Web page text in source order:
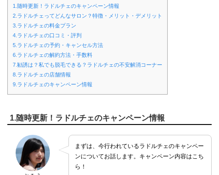
1.随時更新！ラドルチェのキャンペーン情報
2.ラドルチェってどんなサロン？特徴・メリット・デメリット
3.ラドルチェの料金プラン
4.ラドルチェの口コミ・評判
5.ラドルチェの予約・キャンセル方法
6.ラドルチェの解約方法・手数料
7.勧誘は？私でも脱毛できる？ラドルチェの不安解消コーナー
8.ラドルチェの店舗情報
9.ラドルチェのキャンペーン情報
1.随時更新！ラドルチェのキャンペーン情報
まずは、今行われているラドルチェのキャンペー
ンについてお話します。キャンペーン内容はこち
ら！